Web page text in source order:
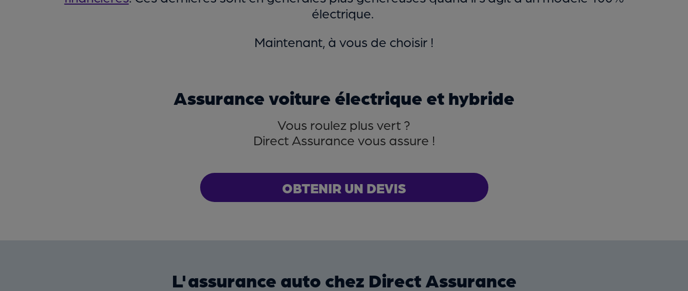
électrique.
Maintenant, à vous de choisir !
Assurance voiture électrique et hybride
Vous roulez plus vert ?
Direct Assurance vous assure !
OBTENIR UN DEVIS
L'assurance auto chez Direct Assurance